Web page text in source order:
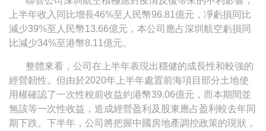
上半年收入同比增長46%至人民幣96.81億元，凈虧損同比
減少39%至人民幣13.66億元，本公司應占深圳航空虧損同
比減少34%至港幣8.11億元。
整體來看，公司在上半年表現出穩健的成長性和較強的
經營韌性。但由於2020年上半年處置前海項目部分土地使
用權確認了一次性稅前收益約港幣39.06億元，而本期間並
無該等一次性收益，造成經營盈利及股東應占盈利較去年同
期下跌。下半年，公司將把握中國房地產調控政策的現狀，